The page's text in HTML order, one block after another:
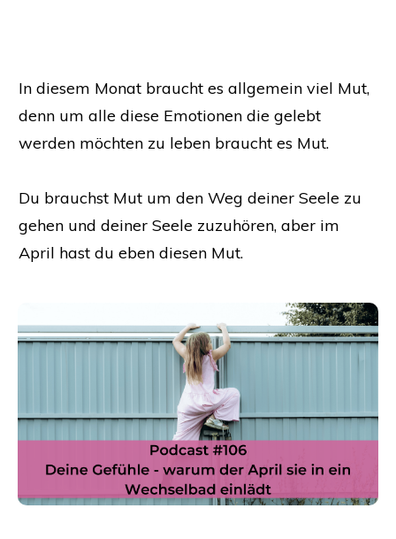
In diesem Monat braucht es allgemein viel Mut,
denn um alle diese Emotionen die gelebt
werden möchten zu leben braucht es Mut.
Du brauchst Mut um den Weg deiner Seele zu
gehen und deiner Seele zuzuhören, aber im
April hast du eben diesen Mut.